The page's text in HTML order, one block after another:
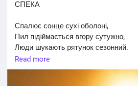
СПЕКА
Спалює сонце сухі оболоні,
Пил підіймається вгору сутужно,
Люди шукають рятунок сезонний.
Знищила спека повсюди калюжі,
Градус злітає до позначки вище,
Read more